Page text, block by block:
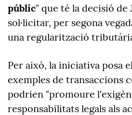
públic" que té la decisió de
sol·licitar, per segona
una regularització
Per això, la iniciativa posa
exemples de transaccions
podrien "promoure
responsabilitats legals als